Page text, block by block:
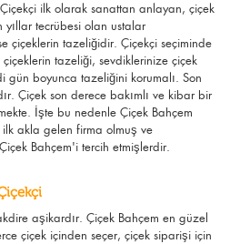
ilk olarak sanattan anlayan, çiçek
yıllar tecrübesi olan ustalar
çiçeklerin tazeliğidir. Çiçekçi seçiminde
tazeliği, sevdiklerinize çiçek
gün boyunca tazeliğini korumalı. Son
Çiçek son derece bakımlı ve kibar bir
İşte bu nedenle Çiçek Bahçem
akla gelen firma olmuş ve
Bahçem'i tercih etmişlerdir.
aşikardır. Çiçek Bahçem en güzel
çiçek içinden seçer, çiçek siparişi için